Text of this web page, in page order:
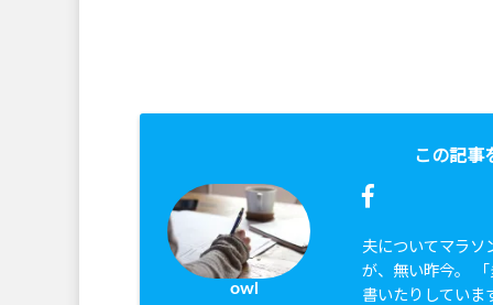
この記事
owl
夫についてマラソ
が、無い昨今。
書いたりしていま